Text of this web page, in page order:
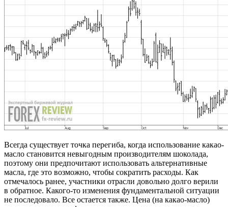
Всегда существует точка перегиба, когда использование какао-
масло становится невыгодным производителям шоколада,
поэтому они предпочитают использовать альтернативные
масла, где это возможно, чтобы сократить расходы. Как
отмечалось ранее, участники отрасли довольно долго верили
в обратное. Какого-то изменения фундаментальной ситуации
не последовало. Все остается также. Цена (на какао-масло)